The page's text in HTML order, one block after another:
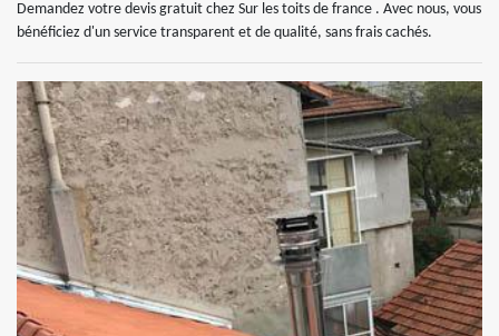
Demandez votre devis gratuit chez Sur les toits de france . Avec nous, vous
bénéficiez d'un service transparent et de qualité, sans frais cachés.